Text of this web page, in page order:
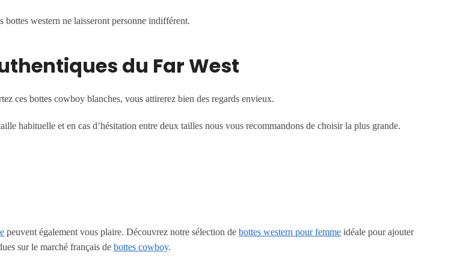
western ne laisseront personne indifférent.
du Far West
ces bottes cowboy blanches, vous attirerez bien des regards envieux.
habituelle et en cas d’hésitation entre deux tailles nous vous recommandons de choisir la plus grande.
peuvent également vous plaire. Découvrez notre sélection debottes western pour femme idéale pour ajouter
sur le marché français debottes cowboy.